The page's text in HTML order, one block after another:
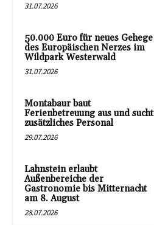
31.07.2026
50.000 Euro für neues Gehege
des Europäischen Nerzes im
Wildpark Westerwald
31.07.2026
Montabaur baut
Ferienbetreuung aus und sucht
zusätzliches Personal
29.07.2026
Lahnstein erlaubt
Außenbereiche der
Gastronomie bis Mitternacht
am 8. August
28.07.2026